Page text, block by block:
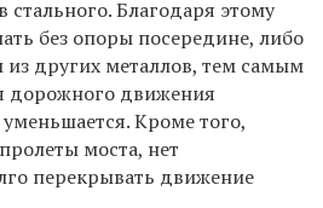
стального. Благодаря этому
без опоры посередине, либо
из других металлов, тем самым
дорожного движения
Кроме того,
моста, нет
перекрывать движение